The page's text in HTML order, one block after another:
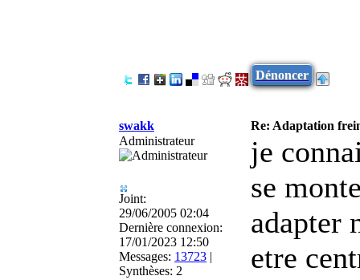
Dénoncer
swakk
Re: Adaptation
Administrateur
Joint:
29/06/2005 02:04
Dernière connexion:
17/01/2023 12:50
Messages: 13723 |
Synthèses: 2
je
se
adapter
etre